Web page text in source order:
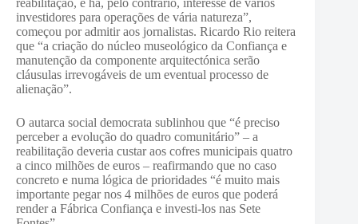
reabilitação, e há, pelo contrário, interesse de vários
investidores para operações de vária natureza”,
começou por admitir aos jornalistas. Ricardo Rio reitera
que “a criação do núcleo museológico da Confiança e
manutenção da componente arquitectónica serão
cláusulas irrevogáveis de um eventual processo de
alienação”.
O autarca social democrata sublinhou que “é preciso
perceber a evolução do quadro comunitário” – a
reabilitação deveria custar aos cofres municipais quatro
a cinco milhões de euros – reafirmando que no caso
concreto e numa lógica de prioridades “é muito mais
importante pegar nos 4 milhões de euros que poderá
render a Fábrica Confiança e investi-los nas Sete